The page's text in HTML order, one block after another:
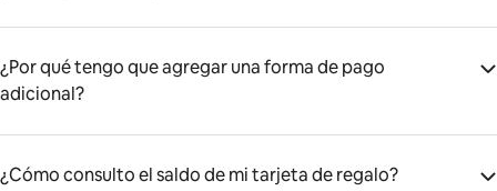
¿Por qué tengo que agregar una forma de pago
adicional?
¿Cómo consulto el saldo de mi tarjeta de regalo?